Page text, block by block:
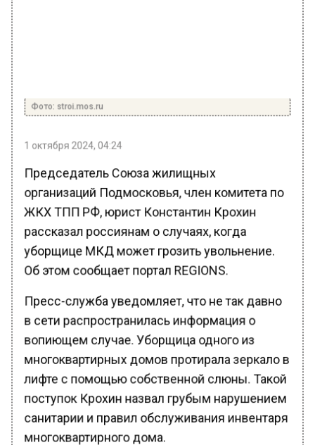
Фото: stroi.mos.ru
1 октября 2024, 04:24
Председатель Союза жилищных
организаций Подмосковья, член комитета по
ЖКХ ТПП РФ, юрист Константин Крохин
рассказал россиянам о случаях, когда
уборщице МКД может грозить увольнение.
Об этом сообщает портал REGIONS.
Пресс-служба уведомляет, что не так давно
в сети распространилась информация о
вопиющем случае. Уборщица одного из
многоквартирных домов протирала зеркало в
лифте с помощью собственной слюны. Такой
поступок Крохин назвал грубым нарушением
санитарии и правил обслуживания инвентаря
многоквартирного дома.